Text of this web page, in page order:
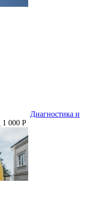
Диагностика и
1 000 P